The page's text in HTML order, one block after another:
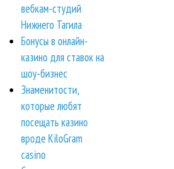
вебкам-студий
Нижнего Тагила
Бонусы в онлайн-
казино для ставок на
шоу-бизнес
Знаменитости,
которые любят
посещать казино
вроде KiloGram
casino